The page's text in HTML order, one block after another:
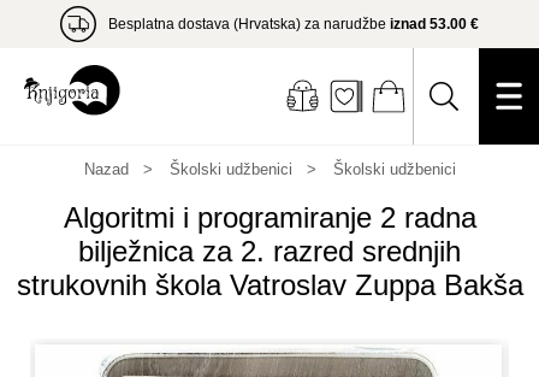
Besplatna dostava (Hrvatska) za narudžbe iznad 53.00 €
Nazad Školski udžbenici Školski udžbenici
Algoritmi i programiranje 2 radna
bilježnica za 2. razred srednjih
strukovnih škola Vatroslav Zuppa Bakša